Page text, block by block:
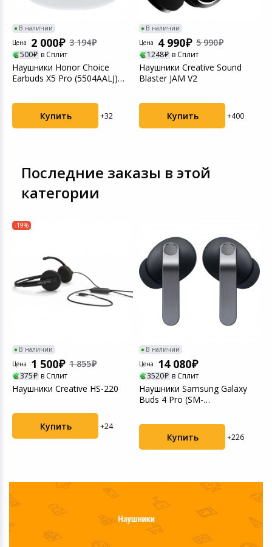
В наличии
Цена
2 000 3 194
500 в Сплит
Наушники Honor Choice
Earbuds X5 Pro (5504AALJ)
Купить +32
В наличии
Цена
4 990 5 990
1248 в Сплит
Наушники Creative Sound
Blaster JAM V2
Купить +400
Последние заказы в этой
категории
-19%
В наличии
Цена
1 500 1 855
375 в Сплит
Наушники Creative HS-220
Купить +24
В наличии
Цена
14 080
3520 в Сплит
Наушники Samsung Galaxy
Buds 4 Pro (SM-
Купить +226